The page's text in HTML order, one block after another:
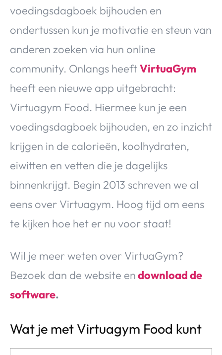
Food & Drinks Health & Beauty Gadgets
Huis & Tuin
Travel
Lifestyle
voedingsdagboek bijhouden en
ondertussen kun je motivatie en steun van
anderen zoeken via hun online
community. Onlangs heeftVirtuaGym
heeft een nieuwe app uitgebracht:
Virtuagym Food. Hiermee kun je een
voedingsdagboek bijhouden, en zo inzicht
krijgen in de calorieën, koolhydraten,
eiwitten en vetten die je dagelijks
binnenkrijgt. Begin 2013 schreven we al
eens over Virtuagym. Hoog tijd om eens
te kijken hoe het er nu voor staat!
Wil je meer weten over VirtuaGym?
Bezoek dan de website endownload de
software.
Wat je met Virtuagym Food kunt